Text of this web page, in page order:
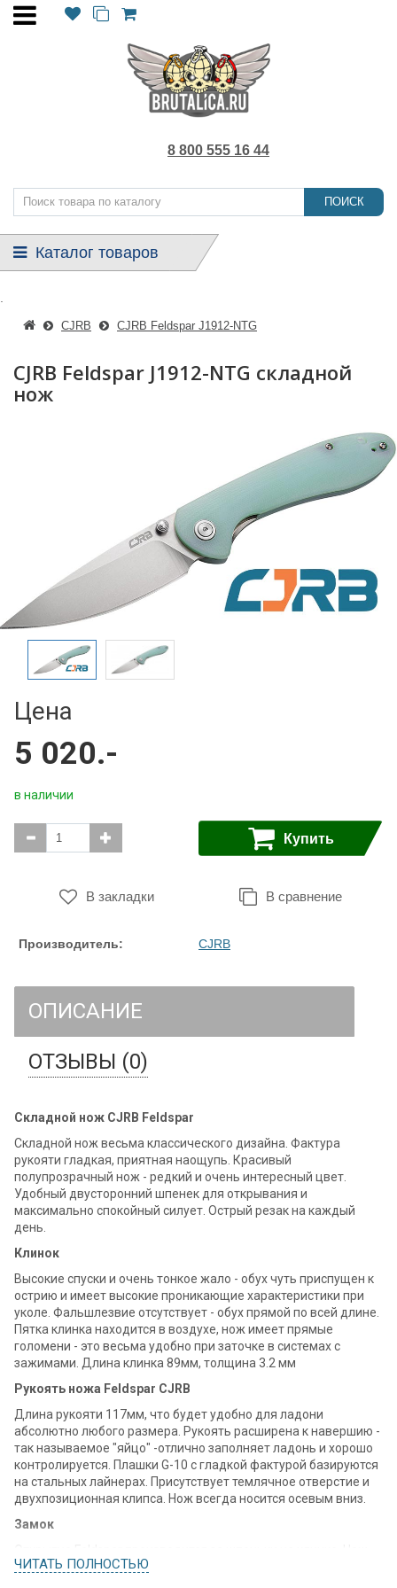
8 800 555 16 44
ПОИСК
Каталог товаров
CJRB CJRB Feldspar J1912-NTG
CJRB Feldspar J1912-NTG складной
нож
Цена
5 020.-
в наличии
Купить
В закладки В сравнение
Производитель: CJRB
ОПИСАНИЕ
ОТЗЫВЫ (0)
Складной нож CJRB Feldspar
Складной нож весьма классического дизайна. Фактура
рукояти гладкая, приятная наощупь. Красивый
полупрозрачный нож - редкий и очень интересный цвет.
Удобный двусторонний шпенек для открывания и
максимально спокойный силует. Острый резак на каждый
день.
Клинок
Высокие спуски и очень тонкое жало - обух чуть приспущен к
острию и имеет высокие проникающие характеристики при
уколе. Фальшлезвие отсутствует - обух прямой по всей длине.
Пятка клинка находится в воздухе, нож имеет прямые
голомени - это весьма удобно при заточке в системах с
зажимами. Длина клинка 89мм, толщина 3.2 мм
Рукоять ножа Feldspar CJRB
Длина рукояти 117мм, что будет удобно для ладони
абсолютно любого размера. Рукоять расширена к навершию -
так называемое "яйцо" -отлично заполняет ладонь и хорошо
контролируется. Плашки G-10 с гладкой фактурой базируются
на стальных лайнерах. Присутствует темлячное отверстие и
двухпозиционная клипса. Нож всегда носится осевым вниз.
Замок
оснащён замком типа Liner Lock. Подобный тип замка всем
ЧИТАТЬ ПОЛНОСТЬЮ